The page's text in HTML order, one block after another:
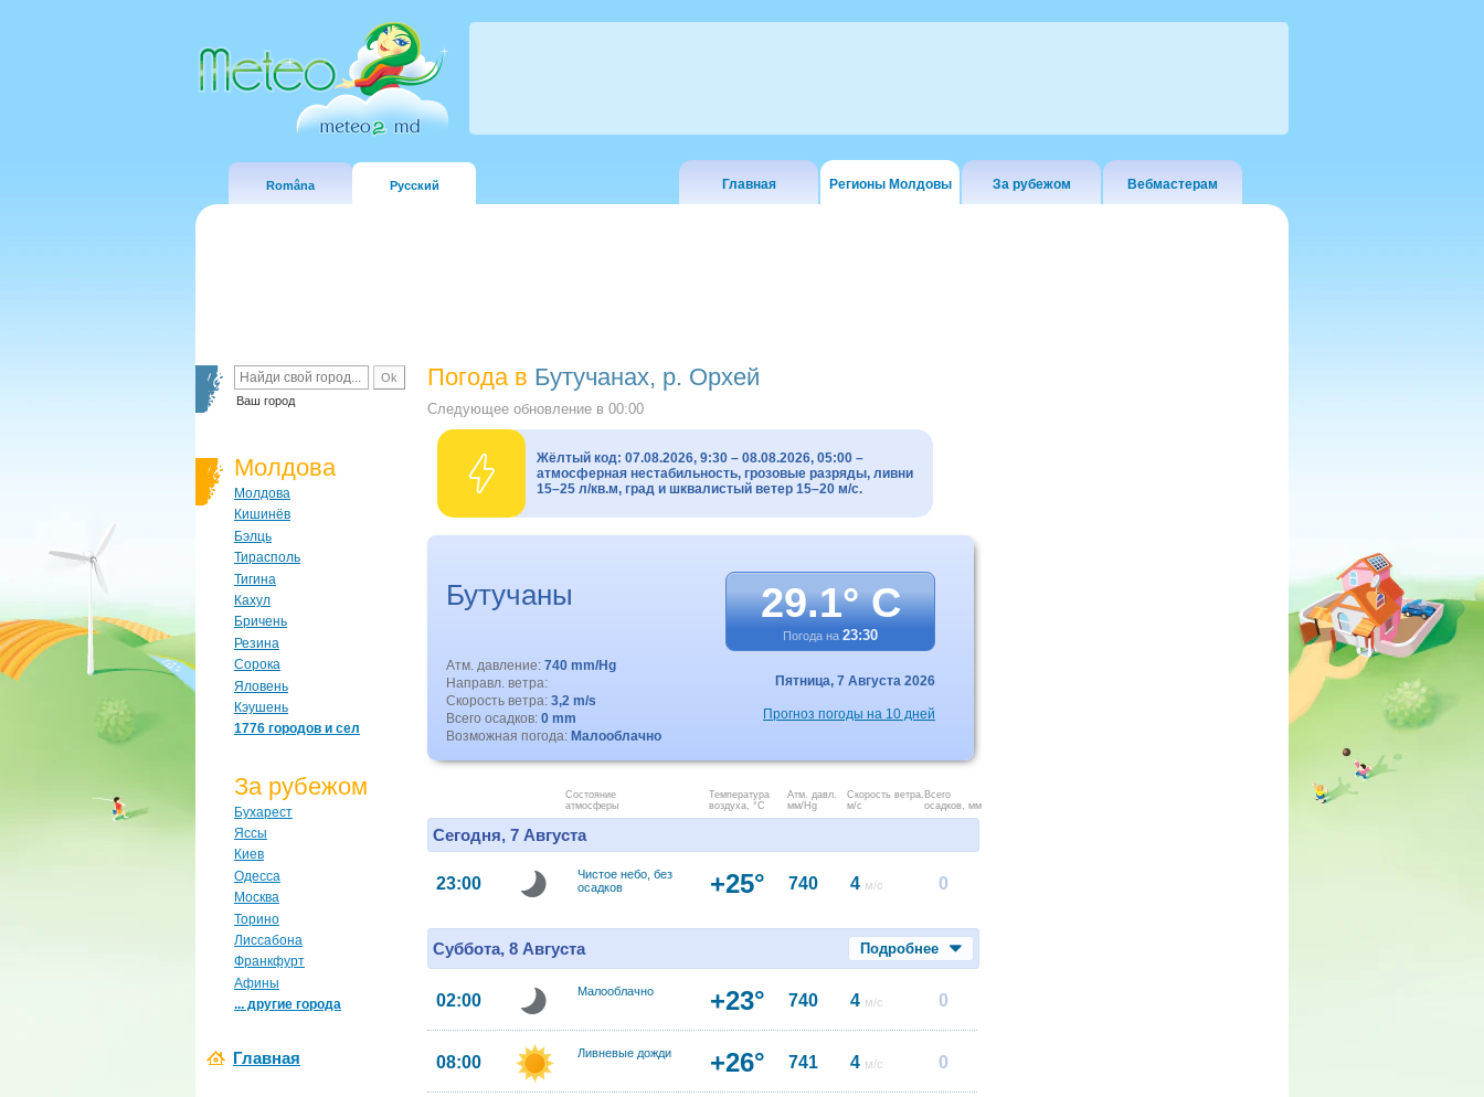
Româna Русский Главная Регионы Молдовы За рубежом Вебмастерам
Ваш город
Молдова
Молдова
Кишинёв
Бэлць
Тирасполь
Тигина
Кахул
Бричень
Резина
Сорока
Яловень
Кэушень
1776 городов и сел
За рубежом
Бухарест
Яссы
Киев
Одесса
Москва
Торино
Лиссабона
Франкфурт
Афины
... другие города
Главная
Погода в Бутучанах, р. Орхей
Следующее обновление в 00:00
Жёлтый код: 07.08.2026, 9:30 – 08.08.2026, 05:00 –
атмосферная нестабильность, грозовые разряды, ливни
15–25 л/кв.м, град и шквалистый ветер 15–20 м/с.
Бутучаны 29.1° C
Погода на 23:30
Атм. давление: 740 mm/Hg
Направл. ветра:
Скорость ветра: 3,2 m/s
Всего осадков: 0 mm
Возможная погода: Малооблачно
Пятница, 7 Августа 2026
Прогноз погоды на 10 дней
Состояние
атмосферы
Температура
воздуха, °C
Атм. давл.
мм/Hg
Скорость ветра.
м/с
Всего
осадков, мм
Сегодня, 7 Августа
23:00
Чистое небо, без
осадков
+25° 740 4 м/с 0
Суббота, 8 Августа Подробнее
02:00 Малооблачно +23° 740 4 м/с 0
08:00 Ливневые дожди +26° 741 4 м/с 0